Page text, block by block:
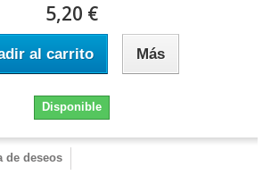
5,20 €
al carrito Más
Disponible
de deseos